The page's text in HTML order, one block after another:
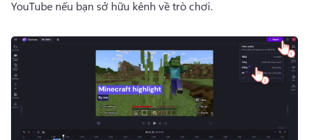
YouTube nếu bạn sở hữu kênh về trò chơi.